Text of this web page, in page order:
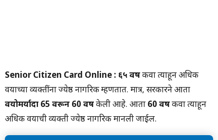
Senior Citizen Card Online : ६५ वर्षेकिंवा त्याहून अधिक
वयाच्या व्यक्तींना ज्येष्ठ नागरिक म्हणतात. मात्र, सरकारने आता
वयोमर्यादा 65 वरून 60 वर्षेकेली आहे. आता 60 वर्षेकिंवा त्याहून
अधिक वयाची व्यक्ती ज्येष्ठ नागरिक मानली जाईल.